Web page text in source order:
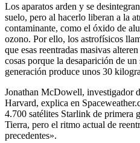
Los aparatos arden y se
suelo, pero al hacerlo liberan a la
contaminante, como el óxido de
ozono. Por ello, los astrofísicos
que esas reentradas masivas
cosas porque la desaparición de
generación produce unos 30
Jonathan McDowell, investigador
Harvard, explica en
4.700 satélites Starlink de primera
Tierra, pero el ritmo actual de
precedentes».